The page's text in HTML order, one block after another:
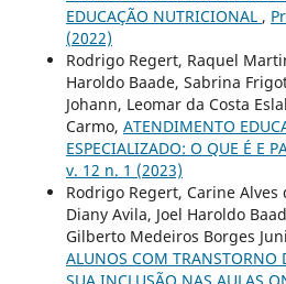
EDUCAÇÃO NUTRICIONAL ,
(2022)
Rodrigo Regert, Raquel
Haroldo Baade, Sabrina
Johann, Leomar da Costa
Carmo, ATENDIMENTO
ESPECIALIZADO: O QUE É E
v. 12 n. 1 (2023)
Rodrigo Regert, Carine
Diany Avila, Joel Haroldo
Gilberto Medeiros Borges
ALUNOS COM TRANSTORNO